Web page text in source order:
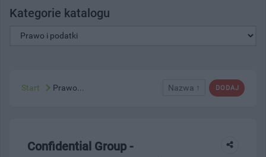
Kategorie katalogu
DODAJ
Nazwa ↑
Start Prawo...
Confidential Group -